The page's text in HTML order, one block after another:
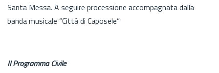
Santa Messa. A seguire processione accompagnata dalla
banda musicale “Città di Caposele”
Il Programma Civile